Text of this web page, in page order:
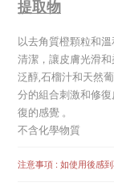
提取物
以去角質橙顆粒和
清潔，讓皮膚光滑
泛醇,石榴汁和天然
分的組合刺激和修
復的感覺 。
不含化學物質
注意事項 : 如使用後感